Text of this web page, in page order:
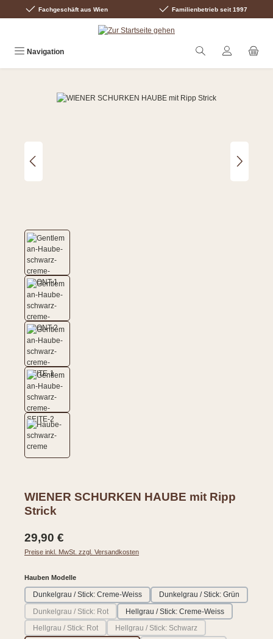
Zum Hauptinhalt springen
Fachgeschäft aus Wien Familienbetrieb seit 1997
Navigation
WIENER SCHURKEN HAUBE mit Ripp
Strick
Regulärer Preis:
29,90 €
Preise inkl. MwSt. zzgl. Versandkosten
Hauben Modelleauswählen
Dunkelgrau / Stick: Creme-Weiss
Dunkelgrau / Stick: Grün
Dunkelgrau / Stick: Rot
(Diese Option ist zurzeit nicht verfügbar.)
Hellgrau / Stick: Creme-Weiss
Hellgrau / Stick: Rot
(Diese Option ist zurzeit nicht verfügbar.)
Hellgrau / Stick: Schwarz
(Diese Option ist zurzeit nicht